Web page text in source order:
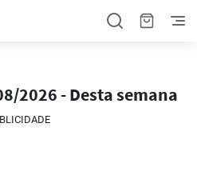
2026 - Desta semana